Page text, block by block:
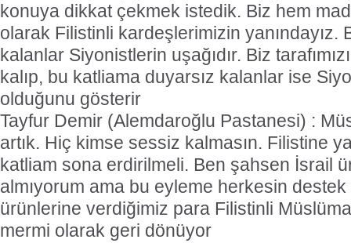
konuya dikkat çekmek istedik. Biz hem
olarak Filistinli kardeşlerimizin yanındayız.
kalanlar Siyonistlerin uşağıdır. Biz
kalıp, bu katliama duyarsız kalanlar ise
olduğunu gösterir
Tayfur Demir (Alemdaroğlu Pastanesi) :
artık. Hiç kimse sessiz kalmasın. Filistine
katliam sona erdirilmeli. Ben şahsen İsrail
almıyorum ama bu eyleme herkesin
ürünlerine verdiğimiz para Filistinli
mermi olarak geri dönüyor